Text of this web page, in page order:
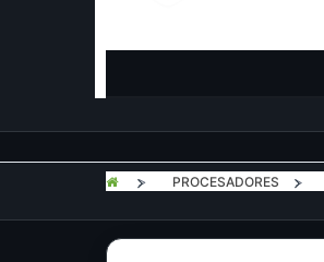
> PROCESADORES >